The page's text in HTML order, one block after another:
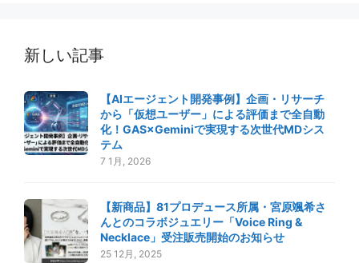
新しい記事
【AIエージェント開発事例】企画・リサーチ
から「仮想ユーザー」による評価まで全自動
化！GAS×Geminiで実現する次世代MDシス
テム
7 1月, 2026
【新商品】81プロデュース所属・宮原颯希さ
んとのコラボジュエリー「Voice Ring &
Necklace」受注販売開始のお知らせ
25 12月, 2025